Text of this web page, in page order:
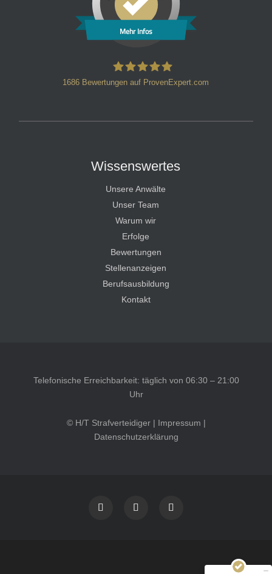
Mehr Infos
1686 Bewertungen auf ProvenExpert.com
Wissenswertes
Unsere Anwälte
Unser Team
Warum wir
Erfolge
Bewertungen
Stellenanzeigen
Berufsausbildung
Kontakt
Telefonische Erreichbarkeit: täglich von 06:30 – 21:00
Uhr
© H/T Strafverteidiger | Impressum |
Datenschutzerklärung